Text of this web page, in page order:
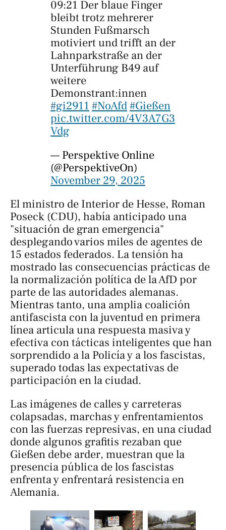
09:21 Der blaue Finger
bleibt trotz mehrerer
Stunden Fußmarsch
motiviert und trifft an der
Lahnparkstraße an der
Unterführung B49 auf
weitere
Demonstrant:innen
#gi2911 #NoAfd#Gießen
pic.twitter.com/4V3A7G3
Vdg
— Perspektive Online
(@PerspektiveOn)
November 29, 2025
El ministro de Interior de Hesse, Roman
Poseck (CDU), había anticipado una
"situación de gran emergencia"
desplegando varios miles de agentes de
15 estados federados. La tensión ha
mostrado las consecuencias prácticas de
la normalización política de la AfD por
parte de las autoridades alemanas.
Mientras tanto, una amplia coalición
antifascista con la juventud en primera
línea articula una respuesta masiva y
efectiva con tácticas inteligentes que han
sorprendido a la Policía y a los fascistas,
superado todas las expectativas de
participación en la ciudad.
Las imágenes de calles y carreteras
colapsadas, marchas y enfrentamientos
con las fuerzas represivas, en una ciudad
donde algunos grafitis rezaban que
Gießen debe arder, muestran que la
presencia pública de los fascistas
enfrenta y enfrentará resistencia en
Alemania.